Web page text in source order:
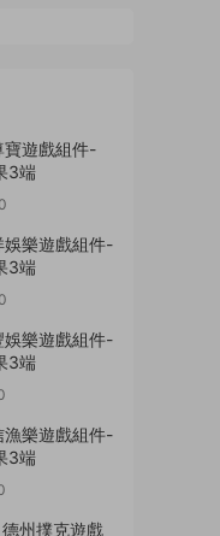
遊戲組件-
3端
樂遊戲組件-
3端
樂遊戲組件-
3端
樂遊戲組件-
3端
州撲克遊戲